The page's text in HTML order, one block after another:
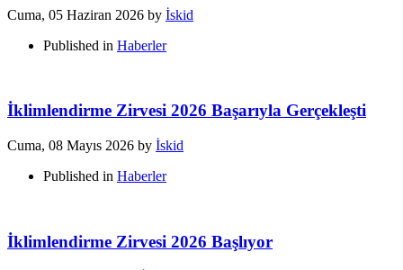
Cuma, 05 Haziran 2026 by İskid
Published in Haberler
İklimlendirme Zirvesi 2026 Başarıyla Gerçekleşti
Cuma, 08 Mayıs 2026 by İskid
Published in Haberler
İklimlendirme Zirvesi 2026 Başlıyor